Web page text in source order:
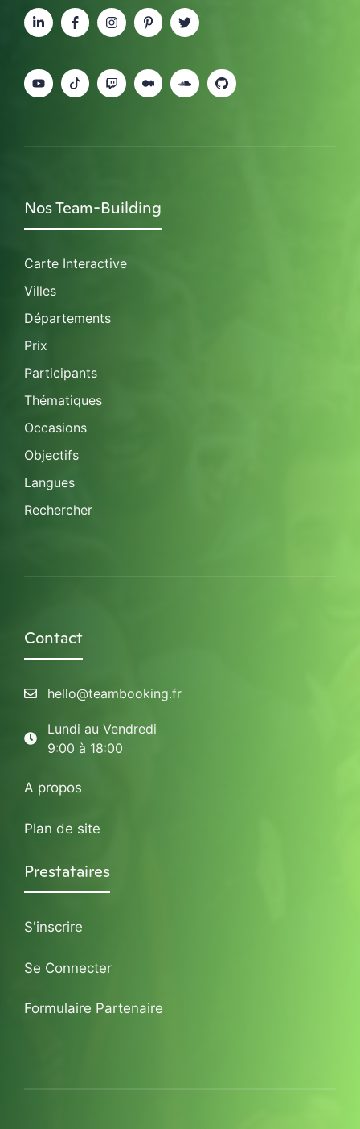
Nos Team-Building
Carte Interactive
Villes
Départements
Prix
Participants
Thématiques
Occasions
Objectifs
Langues
Rechercher
Contact
hello@teambooking.fr
Lundi au Vendredi
9:00 à 18:00
A propos
Plan de site
Prestataires
S'inscrire
Se Connecter
Formulaire Partenaire